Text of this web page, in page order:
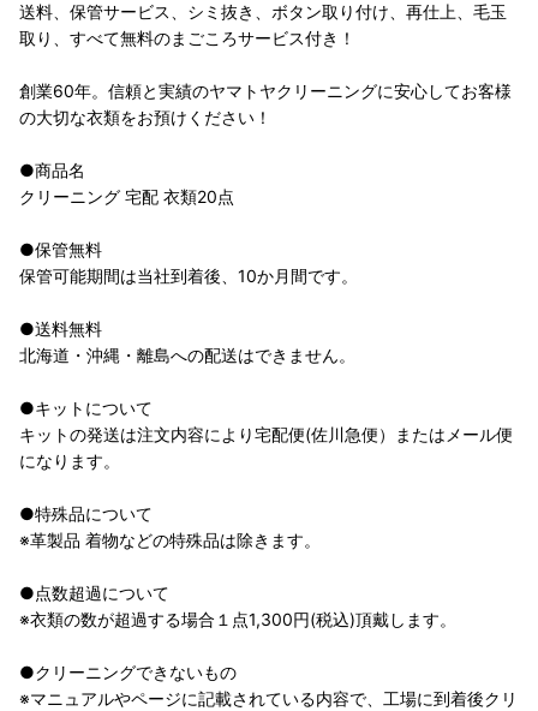
送料、保管サービス、シミ抜き、ボタン取り付け、再仕上、毛玉
取り、すべて無料のまごころサービス付き！
創業60年。信頼と実績のヤマトヤクリーニングに安心してお客様
の大切な衣類をお預けください！
●商品名
クリーニング 宅配 衣類20点
●保管無料
保管可能期間は当社到着後、10か月間です。
●送料無料
北海道・沖縄・離島への配送はできません。
●キットについて
キットの発送は注文内容により宅配便(佐川急便）またはメール便
になります。
●特殊品について
※革製品 着物などの特殊品は除きます。
●点数超過について
※衣類の数が超過する場合１点1,300円(税込)頂戴します。
●クリーニングできないもの
※マニュアルやページに記載されている内容で、工場に到着後クリ